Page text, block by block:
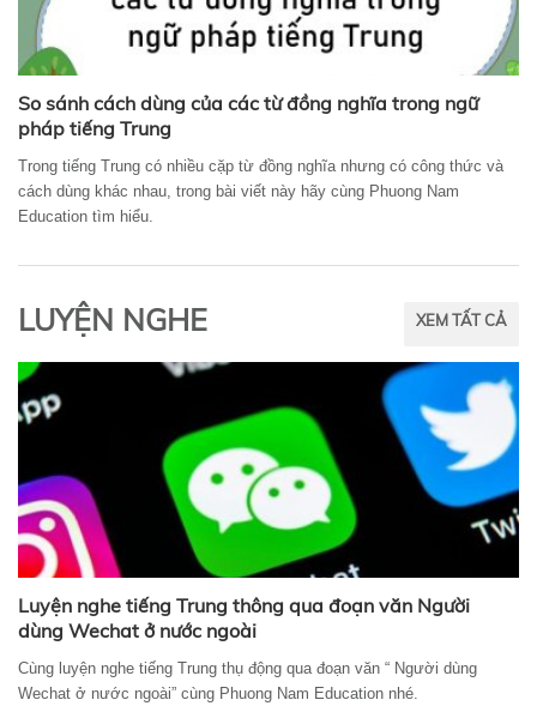
So sánh cách dùng của các từ đồng nghĩa trong ngữ
pháp tiếng Trung
Trong tiếng Trung có nhiều cặp từ đồng nghĩa nhưng có công thức và
cách dùng khác nhau, trong bài viết này hãy cùng Phuong Nam
Education tìm hiểu.
LUYỆN NGHE XEM TẤT CẢ
Luyện nghe tiếng Trung thông qua đoạn văn Người
dùng Wechat ở nước ngoài
Cùng luyện nghe tiếng Trung thụ động qua đoạn văn “ Người dùng
Wechat ở nước ngoài” cùng Phuong Nam Education nhé.